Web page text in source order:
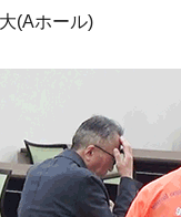
(Aホール)